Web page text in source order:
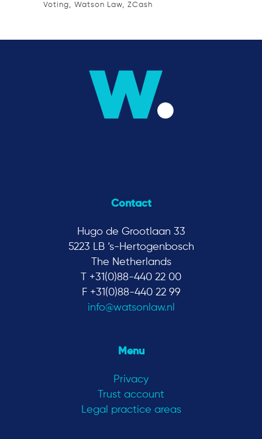
Voting Watson Law ZCash
Contact
Hugo de Grootlaan 33
5223 LB ‘s-Hertogenbosch
The Netherlands
T +31(0)88-440 22 00
F +31(0)88-440 22 99
info@watsonlaw.nl
Menu
Privacy
Trust account
Legal practice areas